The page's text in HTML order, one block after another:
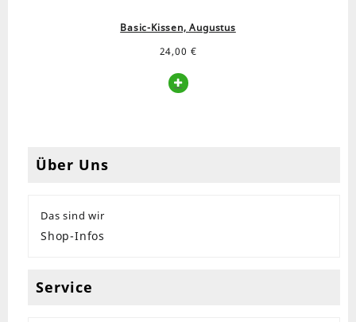
Basic-Kissen, Augustus
24,00 €
Über Uns
Das sind wir
Shop-Infos
Service